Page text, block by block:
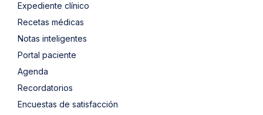
Expediente clínico
Recetas médicas
Notas inteligentes
Portal paciente
Agenda
Recordatorios
Encuestas de satisfacción